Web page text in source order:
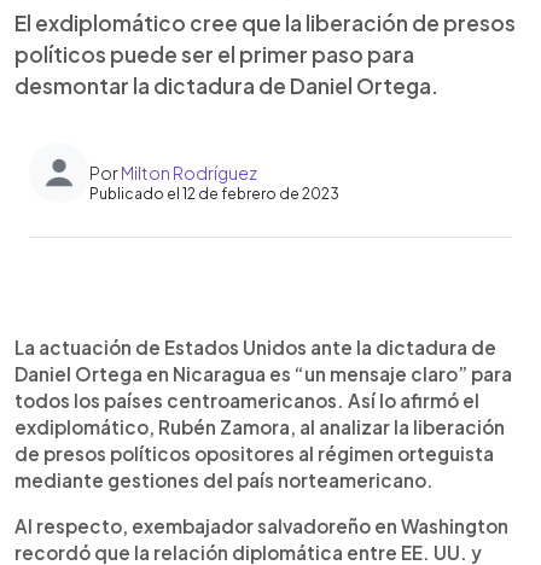
El exdiplomático cree que la liberación de presos
políticos puede ser el primer paso para
desmontar la dictadura de Daniel Ortega.
PorMilton Rodríguez
Publicado el 12 de febrero de 2023
Escuchar artículo
La actuación de Estados Unidos ante la dictadura de
Daniel Ortega en Nicaragua es “un mensaje claro” para
todos los países centroamericanos. Así lo afirmó el
exdiplomático, Rubén Zamora, al analizar la liberación
de presos políticos opositores al régimen orteguista
mediante gestiones del país norteamericano.
Al respecto, exembajador salvadoreño en Washington
recordó que la relación diplomática entre EE. UU. y